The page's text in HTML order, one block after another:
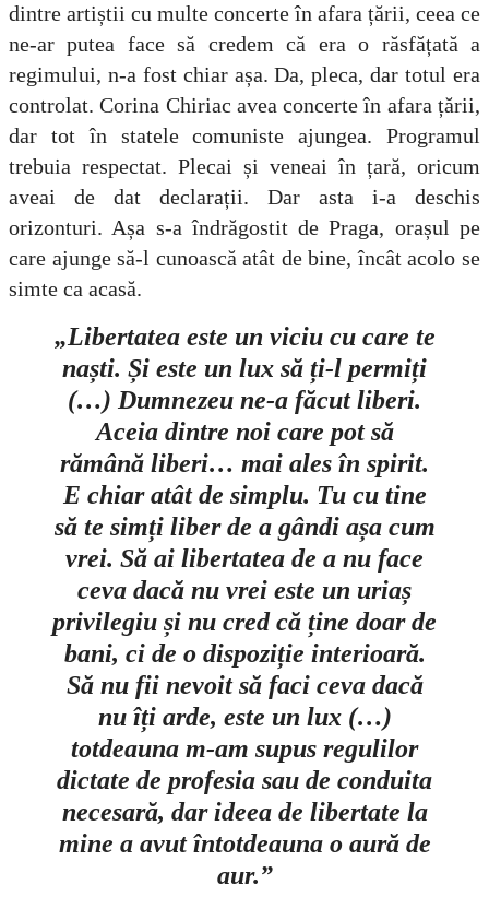
dintre artiștii cu multe concerte în afara țării, ceea ce
ne-ar putea face să credem că era o răsfățată a
regimului, n-a fost chiar așa. Da, pleca, dar totul era
controlat. Corina Chiriac avea concerte în afara țării,
dar tot în statele comuniste ajungea. Programul
trebuia respectat. Plecai și veneai în țară, oricum
aveai de dat declarații. Dar asta i-a deschis
orizonturi. Așa s-a îndrăgostit de Praga, orașul pe
care ajunge să-l cunoască atât de bine, încât acolo se
simte ca acasă.
„Libertatea este un viciu cu care te
naști. Și este un lux să ți-l permiți
(…) Dumnezeu ne-a făcut liberi.
Aceia dintre noi care pot să
rămână liberi… mai ales în spirit.
E chiar atât de simplu. Tu cu tine
să te simți liber de a gândi așa cum
vrei. Să ai libertatea de a nu face
ceva dacă nu vrei este un uriaș
privilegiu și nu cred că ține doar de
bani, ci de o dispoziție interioară.
Să nu fii nevoit să faci ceva dacă
nu îți arde, este un lux (…)
totdeauna m-am supus regulilor
dictate de profesia sau de conduita
necesară, dar ideea de libertate la
mine a avut întotdeauna o aură de
aur.”